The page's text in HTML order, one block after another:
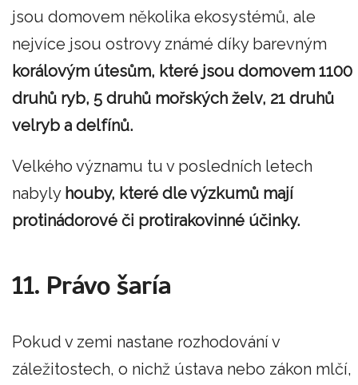
jsou domovem několika ekosystémů, ale
nejvíce jsou ostrovy známé díky barevným
korálovým útesům, které jsou domovem 1100
druhů ryb, 5 druhů mořských želv, 21 druhů
velryb a delfínů.
Velkého významu tu v posledních letech
nabyly houby, které dle výzkumů mají
protinádorové či protirakovinné účinky.
11. Právo šaría
Pokud v zemi nastane rozhodování v
záležitostech, o nichž ústava nebo zákon mlčí,